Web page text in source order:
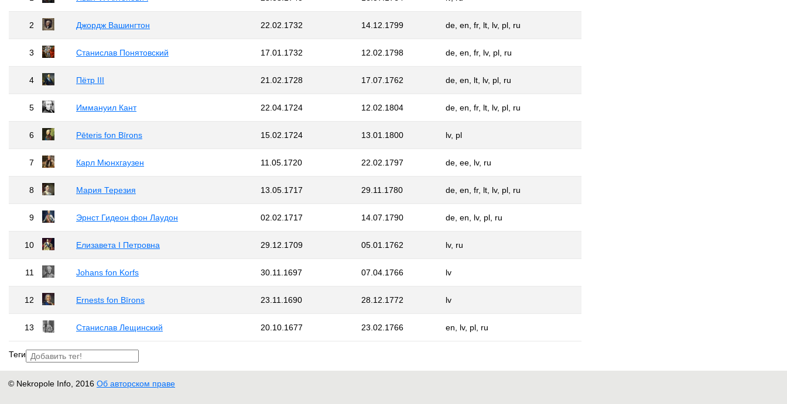
2 Джордж Вашингтон 22.02.1732 14.12.1799 de, en, fr, lt, lv, pl, ru
3 Станислав Понятовский 17.01.1732 12.02.1798 de, en, fr, lv, pl, ru
4 Пётр III 21.02.1728 17.07.1762 de, en, lt, lv, pl, ru
5 Иммануил Кант 22.04.1724 12.02.1804 de, en, fr, lt, lv, pl, ru
6 Pēteris fon Bīrons 15.02.1724 13.01.1800 lv, pl
7 Карл Мюнхгаузен 11.05.1720 22.02.1797 de, ee, lv, ru
8 Мария Терезия 13.05.1717 29.11.1780 de, en, fr, lt, lv, pl, ru
9 Эрнст Гидеон фон Лаудон 02.02.1717 14.07.1790 de, en, lv, pl, ru
10 Елизавета I Петровна 29.12.1709 05.01.1762 lv, ru
11 Johans fon Korfs 30.11.1697 07.04.1766 lv
12 Ernests fon Bīrons 23.11.1690 28.12.1772 lv
13 Станислав Лещинский 20.10.1677 23.02.1766 en, lv, pl, ru
Теги
© Nekropole Info, 2016 Об авторском праве